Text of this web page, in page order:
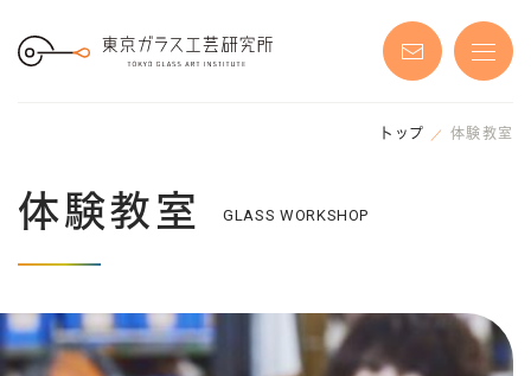
体験教室 GLASS WORKSHOP
トップ 体験教室